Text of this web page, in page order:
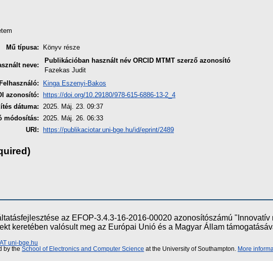
Mű típusa: Könyv része
neve:
Publikációban használt név ORCID MTMT szerző azonosító
Fazekas Judit
Felhasználó:
Kinga Eszenyi-Bakos
azonosító:
https://doi.org/10.29180/978-615-6886-13-2_4
dátuma: 2025. Máj. 23. 09:37
módosítás: 2025. Máj. 26. 06:33
URI:
https://publikaciotar.uni-bge.hu/id/eprint/2489
az EFOP-3.4.3-16-2016-00020 azonosítószámú
keretében valósult meg az Európai Unió és a Magyar Állam
uni-bge.hu
by the School of Electronics and Computer Science at the University of Southampton. More